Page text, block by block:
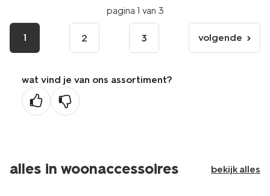
pagina 1 van 3
1 2 3
volgende
pagina
volgende
wat vind je van ons assortiment?
alles in woonaccessoires bekijk alles